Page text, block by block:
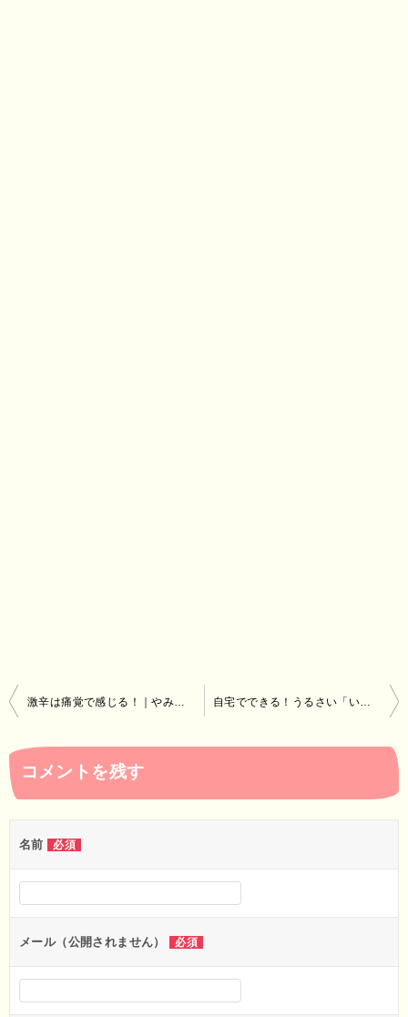
投
ナ
ビ
ー
ョ
激辛は痛覚で感じる！｜やみつきの理由は脳内麻薬だった～10万スコビルのデスソース！激辛ペヤング、すこびる辛麺、カレー、チャーハン、ラーメンなど 自宅でできる！うるさい「いびき」7つの改善法｜病院治療と保険
コメントを残す
名前 必須
メール（公開されません） 必須